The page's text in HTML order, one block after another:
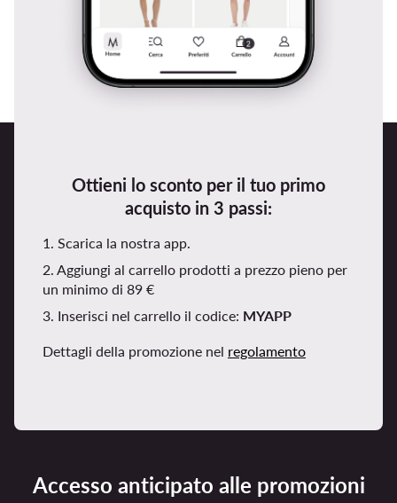
Ottieni lo sconto per il tuo primo
acquisto in 3 passi:
1. Scarica la nostra app.
2. Aggiungi al carrello prodotti a prezzo pieno per
un minimo di 89 €
3. Inserisci nel carrello il codice: MYAPP
Dettagli della promozione nel regolamento
Accesso anticipato alle promozioni